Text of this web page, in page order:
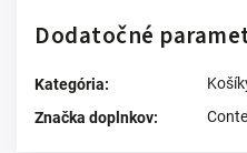
Dodatočné
Kategória:
Značka doplnkov: